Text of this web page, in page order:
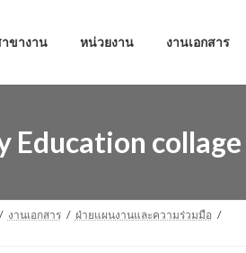
ขางาน หน่วยงาน งานเอกสาร
collage
งานเอกสาร
ฝ่ายแผนงานและความร่วมมือ